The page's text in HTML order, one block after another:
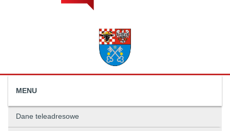
MENU
Dane teleadresowe